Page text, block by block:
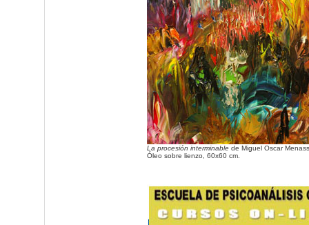
La procesión interminable de Miguel Oscar
Óleo sobre lienzo, 60x60 cm.